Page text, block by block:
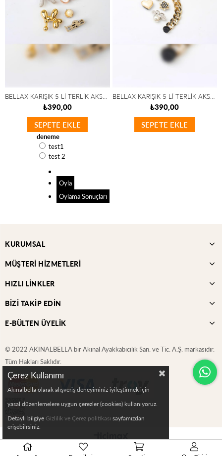
BELLAX KARIŞIK 5 Lİ TERLİK AKSESUARI
₺390,00
SEPETE EKLE
BELLAX KARIŞIK 5 Lİ TERLİK AKSESUARI
₺390,00
SEPETE EKLE
deneme
test1
test 2
Oyla
Oylama Sonuçları
KURUMSAL
MÜŞTERİ HİZMETLERİ
HIZLI LİNKLER
BİZİ TAKİP EDİN
E-BÜLTEN ÜYELİK
© 2022 AKINALBELLA bir Akınal Ayakkabıcılık San. ve Tic. A.Ş. markasıdır.
Tüm Hakları Saklıdır.
Çerez Kullanımı
Akınalbella olarak alışveriş deneyiminiz iyileştirmek için
yasal düzenlemelere uygun çerezler (cookies) kullanıyoruz.
Detaylı bilgiye Gizlilik ve Çerez politikası sayfamızdan
erişebilrsiniz.